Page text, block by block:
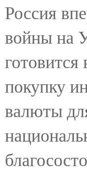
Россия
войны на
готовится
покупку
валюты